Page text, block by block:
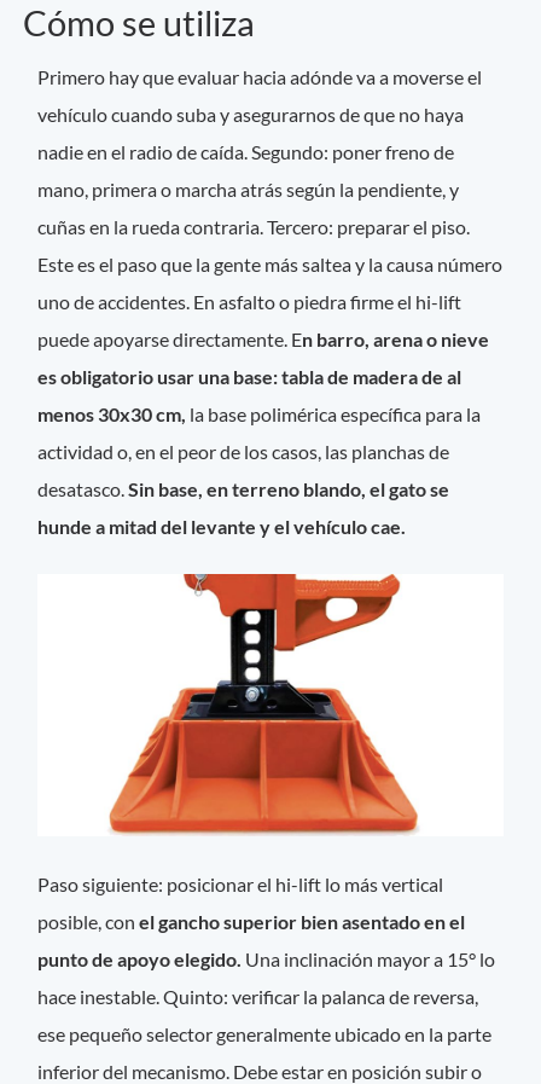
Cómo se utiliza
Primero hay que evaluar hacia adónde va a moverse el
vehículo cuando suba y asegurarnos de que no haya
nadie en el radio de caída. Segundo: poner freno de
mano, primera o marcha atrás según la pendiente, y
cuñas en la rueda contraria. Tercero: preparar el piso.
Este es el paso que la gente más saltea y la causa número
uno de accidentes. En asfalto o piedra firme el hi-lift
puede apoyarse directamente. En barro, arena o nieve
es obligatorio usar una base: tabla de madera de al
menos 30x30 cm, la base polimérica específica para la
actividad o, en el peor de los casos, las planchas de
desatasco.Sin base, en terreno blando, el gato se
hunde a mitad del levante y el vehículo cae.
Paso siguiente: posicionar el hi-lift lo más vertical
posible, conel gancho superior bien asentado en el
punto de apoyo elegido. Una inclinación mayor a 15° lo
hace inestable. Quinto: verificar la palanca de reversa,
ese pequeño selector generalmente ubicado en la parte
inferior del mecanismo. Debe estar en posición subir o